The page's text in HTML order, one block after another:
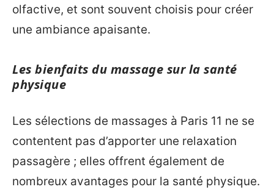
olfactive, et sont souvent choisis pour créer
une ambiance apaisante.
Les bienfaits du massage sur la santé
physique
Les sélections de massages à Paris 11 ne se
contentent pas d’apporter une relaxation
passagère ; elles offrent également de
nombreux avantages pour la santé physique.